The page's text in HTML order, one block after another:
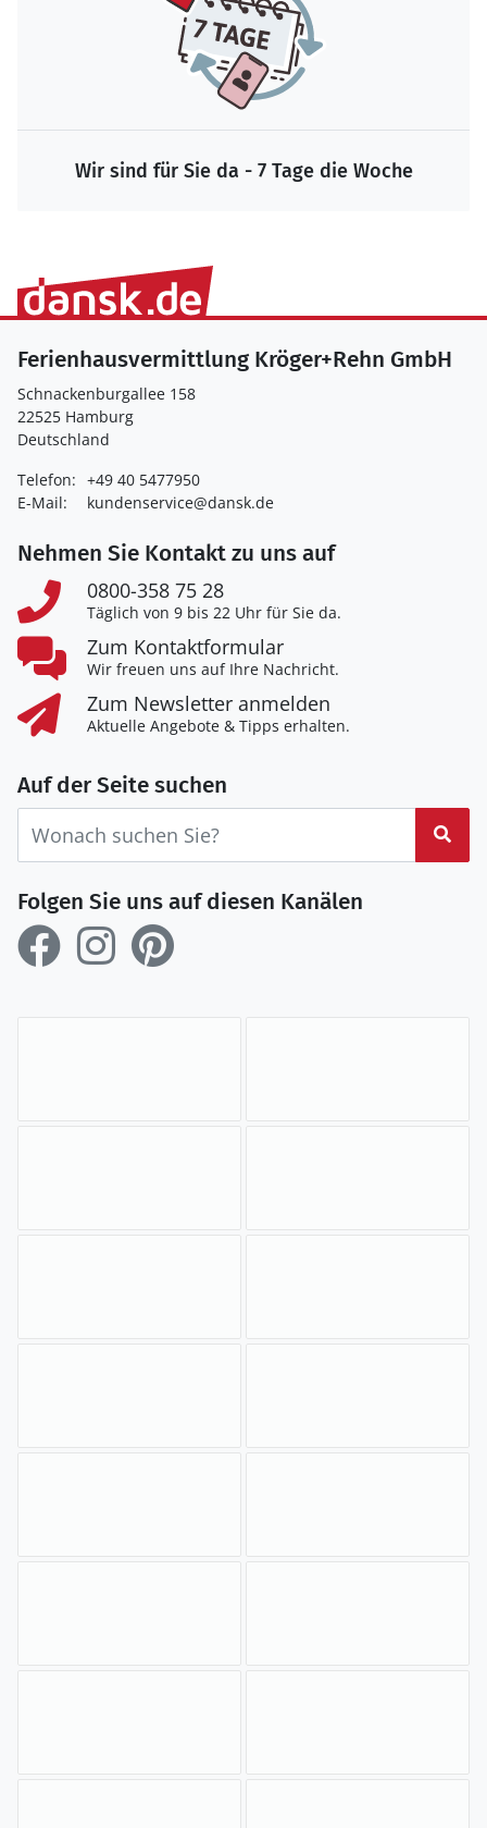
Wir sind für Sie da - 7 Tage die Woche
Ferienhausvermittlung Kröger+Rehn GmbH
Schnackenburgallee 158
22525 Hamburg
Deutschland
Telefon: +49 40 5477950
E-Mail:
kundenservice@dansk.de
Nehmen Sie Kontakt zu uns auf
0800-358 75 28
Täglich von 9 bis 22 Uhr für Sie da.
Zum Kontaktformular
Wir freuen uns auf Ihre Nachricht.
Zum Newsletter anmelden
Aktuelle Angebote & Tipps erhalten.
Auf der Seite suchen
Folgen Sie uns auf diesen Kanälen